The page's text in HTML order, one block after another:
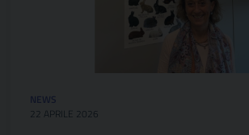
NEWS
22 APRILE 2026